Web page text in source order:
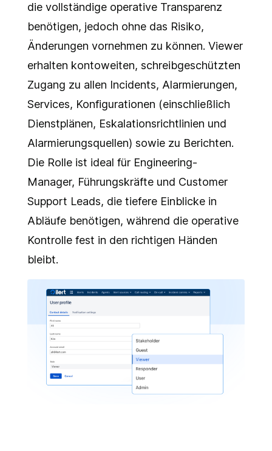
die vollständige operative Transparenz
benötigen, jedoch ohne das Risiko,
Änderungen vornehmen zu können. Viewer
erhalten kontoweiten, schreibgeschützten
Zugang zu allen Incidents, Alarmierungen,
Services, Konfigurationen (einschließlich
Dienstplänen, Eskalationsrichtlinien und
Alarmierungsquellen) sowie zu Berichten.
Die Rolle ist ideal für Engineering-
Manager, Führungskräfte und Customer
Support Leads, die tiefere Einblicke in
Abläufe benötigen, während die operative
Kontrolle fest in den richtigen Händen
bleibt.